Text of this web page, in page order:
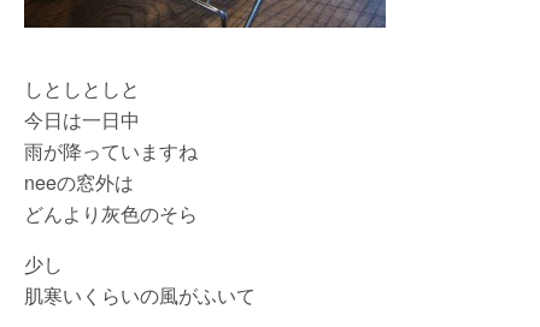
しとしとしと
今日は一日中
雨が降っていますね
neeの窓外は
どんより灰色のそら
少し
肌寒いくらいの風がふいて